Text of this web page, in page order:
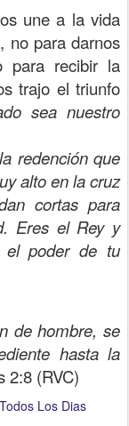
une a la vida
no para darnos
para recibir la
trajo el triunfo
sea nuestro
redención que
alto en la cruz
cortas para
Eres el Rey y
el poder de tu
de hombre, se
hasta la
2:8 (RVC)
Los Dias